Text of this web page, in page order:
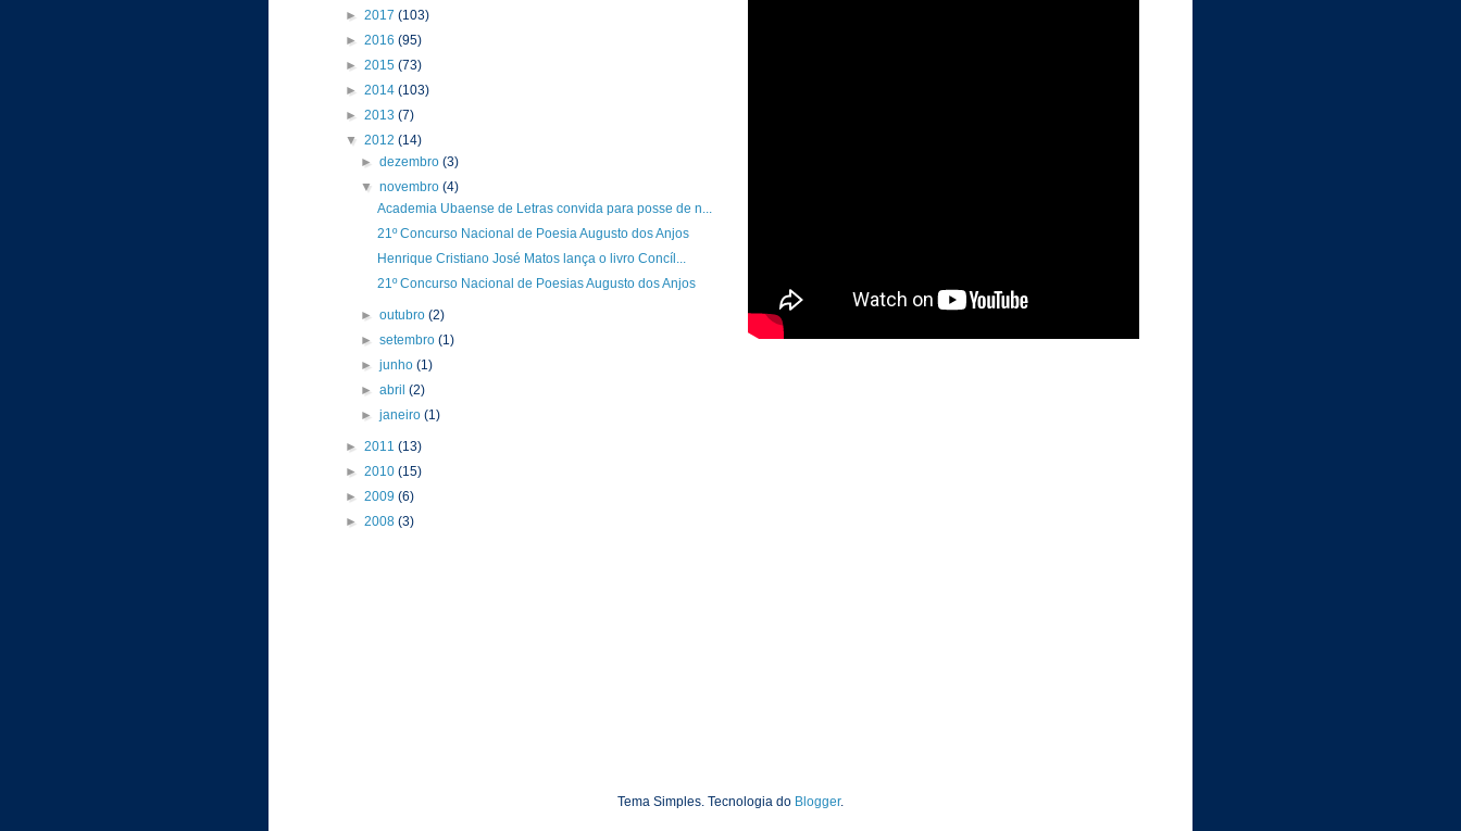
► 2017 (103)
► 2016 (95)
► 2015 (73)
► 2014 (103)
► 2013 (7)
▼ 2012 (14)
►dezembro(3)
▼novembro(4)
Academia Ubaense de Letras convida para posse de n...
21º Concurso Nacional de Poesia Augusto dos Anjos
Henrique Cristiano José Matos lança o livro Concíl...
21º Concurso Nacional de Poesias Augusto dos Anjos
►outubro(2)
►setembro(1)
►junho(1)
►abril(2)
►janeiro(1)
► 2011 (13)
► 2010 (15)
► 2009 (6)
► 2008 (3)
Tema Simples. Tecnologia do Blogger.